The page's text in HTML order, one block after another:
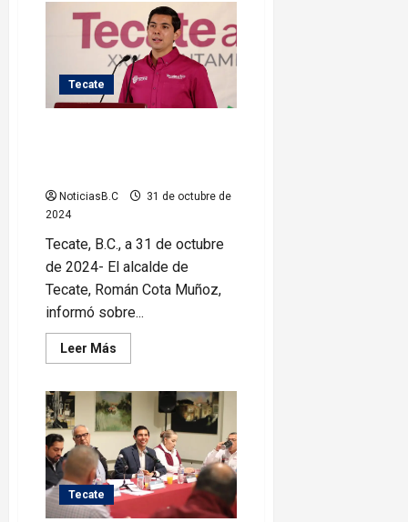
Arranca
Román
Cota
festejos
del
Pan
de
la
Catrina
Tecate
NoticiasB.C
31 de octubre de
2024
Tecate, B.C., a 31 de octubre
de 2024- El alcalde de
Tecate, Román Cota Muñoz,
informó sobre...
Leer Más
más
Presenta
Román
Cota
acciones
en
beneficio
de
las
mujeres
de
Tecate